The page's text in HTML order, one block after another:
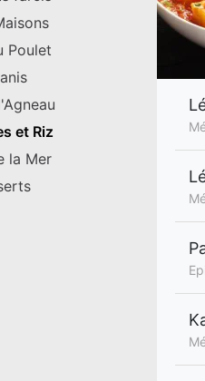
Poulet
et Riz
la Mer